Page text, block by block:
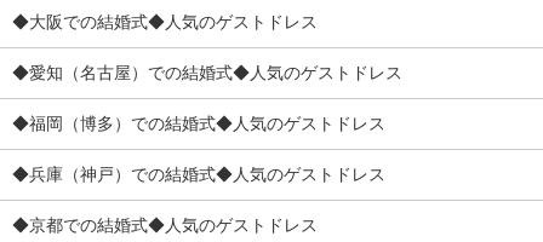
◆大阪での結婚式◆人気のゲストドレス
◆愛知（名古屋）での結婚式◆人気のゲストドレス
◆福岡（博多）での結婚式◆人気のゲストドレス
◆兵庫（神戸）での結婚式◆人気のゲストドレス
◆京都での結婚式◆人気のゲストドレス